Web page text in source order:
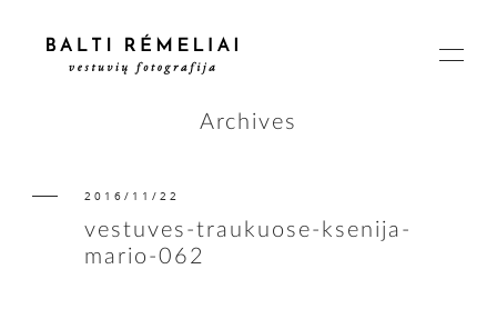
PAGRINDINIS
Archives
2016/11/22
vestuves-traukuose-ksenija-
mario-062